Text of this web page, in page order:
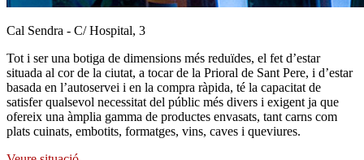
Cal Sendra - C/ Hospital, 3
Tot i ser una botiga de dimensions més reduïdes, el fet d’estar
situada al cor de la ciutat, a tocar de la Prioral de Sant Pere, i d’estar
basada en l’autoservei i en la compra ràpida, té la capacitat de
satisfer qualsevol necessitat del públic més divers i exigent ja que
ofereix una àmplia gamma de productes envasats, tant carns com
plats cuinats, embotits, formatges, vins, caves i queviures.